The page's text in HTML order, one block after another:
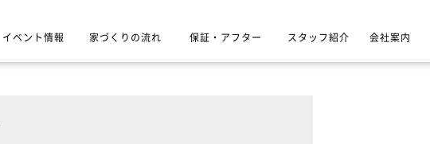
イベント情報 家づくりの流れ 保証・アフター スタッフ紹介 会社案内